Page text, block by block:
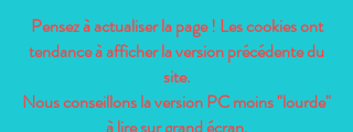
Pensez à actualiser la page ! Les cookies ont
tendance à afficher la version précédente du
site.
Nous conseillons la version PC moins "lourde"